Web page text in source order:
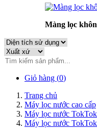
Màng lọc
Giỏ hàng (0)
Trang chủ
Máy lọc nước cao cấp
Máy lọc nước TokTok
Máy lọc nước